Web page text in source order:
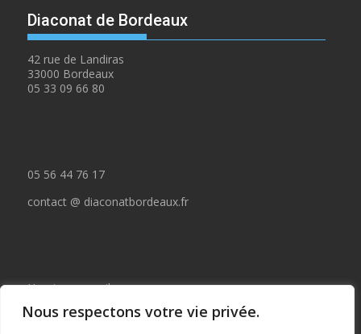
Nous respectons votre vie privée.
Diaconat de Bordeaux
42 rue de Landiras
33000 Bordeaux
05 33 09 66 80
05 56 44 76 17
contact @ diaconatbordeaux.fr
Horaires accueil :
du lundi au jeudi de 09:00 à 12:30